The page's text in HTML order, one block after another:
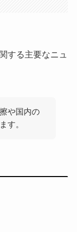
する主要なニュ
や国内の
す。